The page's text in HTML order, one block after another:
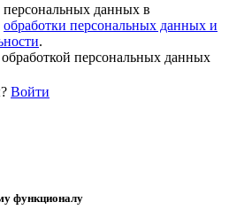
персональных данных в
обработки персональных данных и
.
персональных данных
Войти
функционалу